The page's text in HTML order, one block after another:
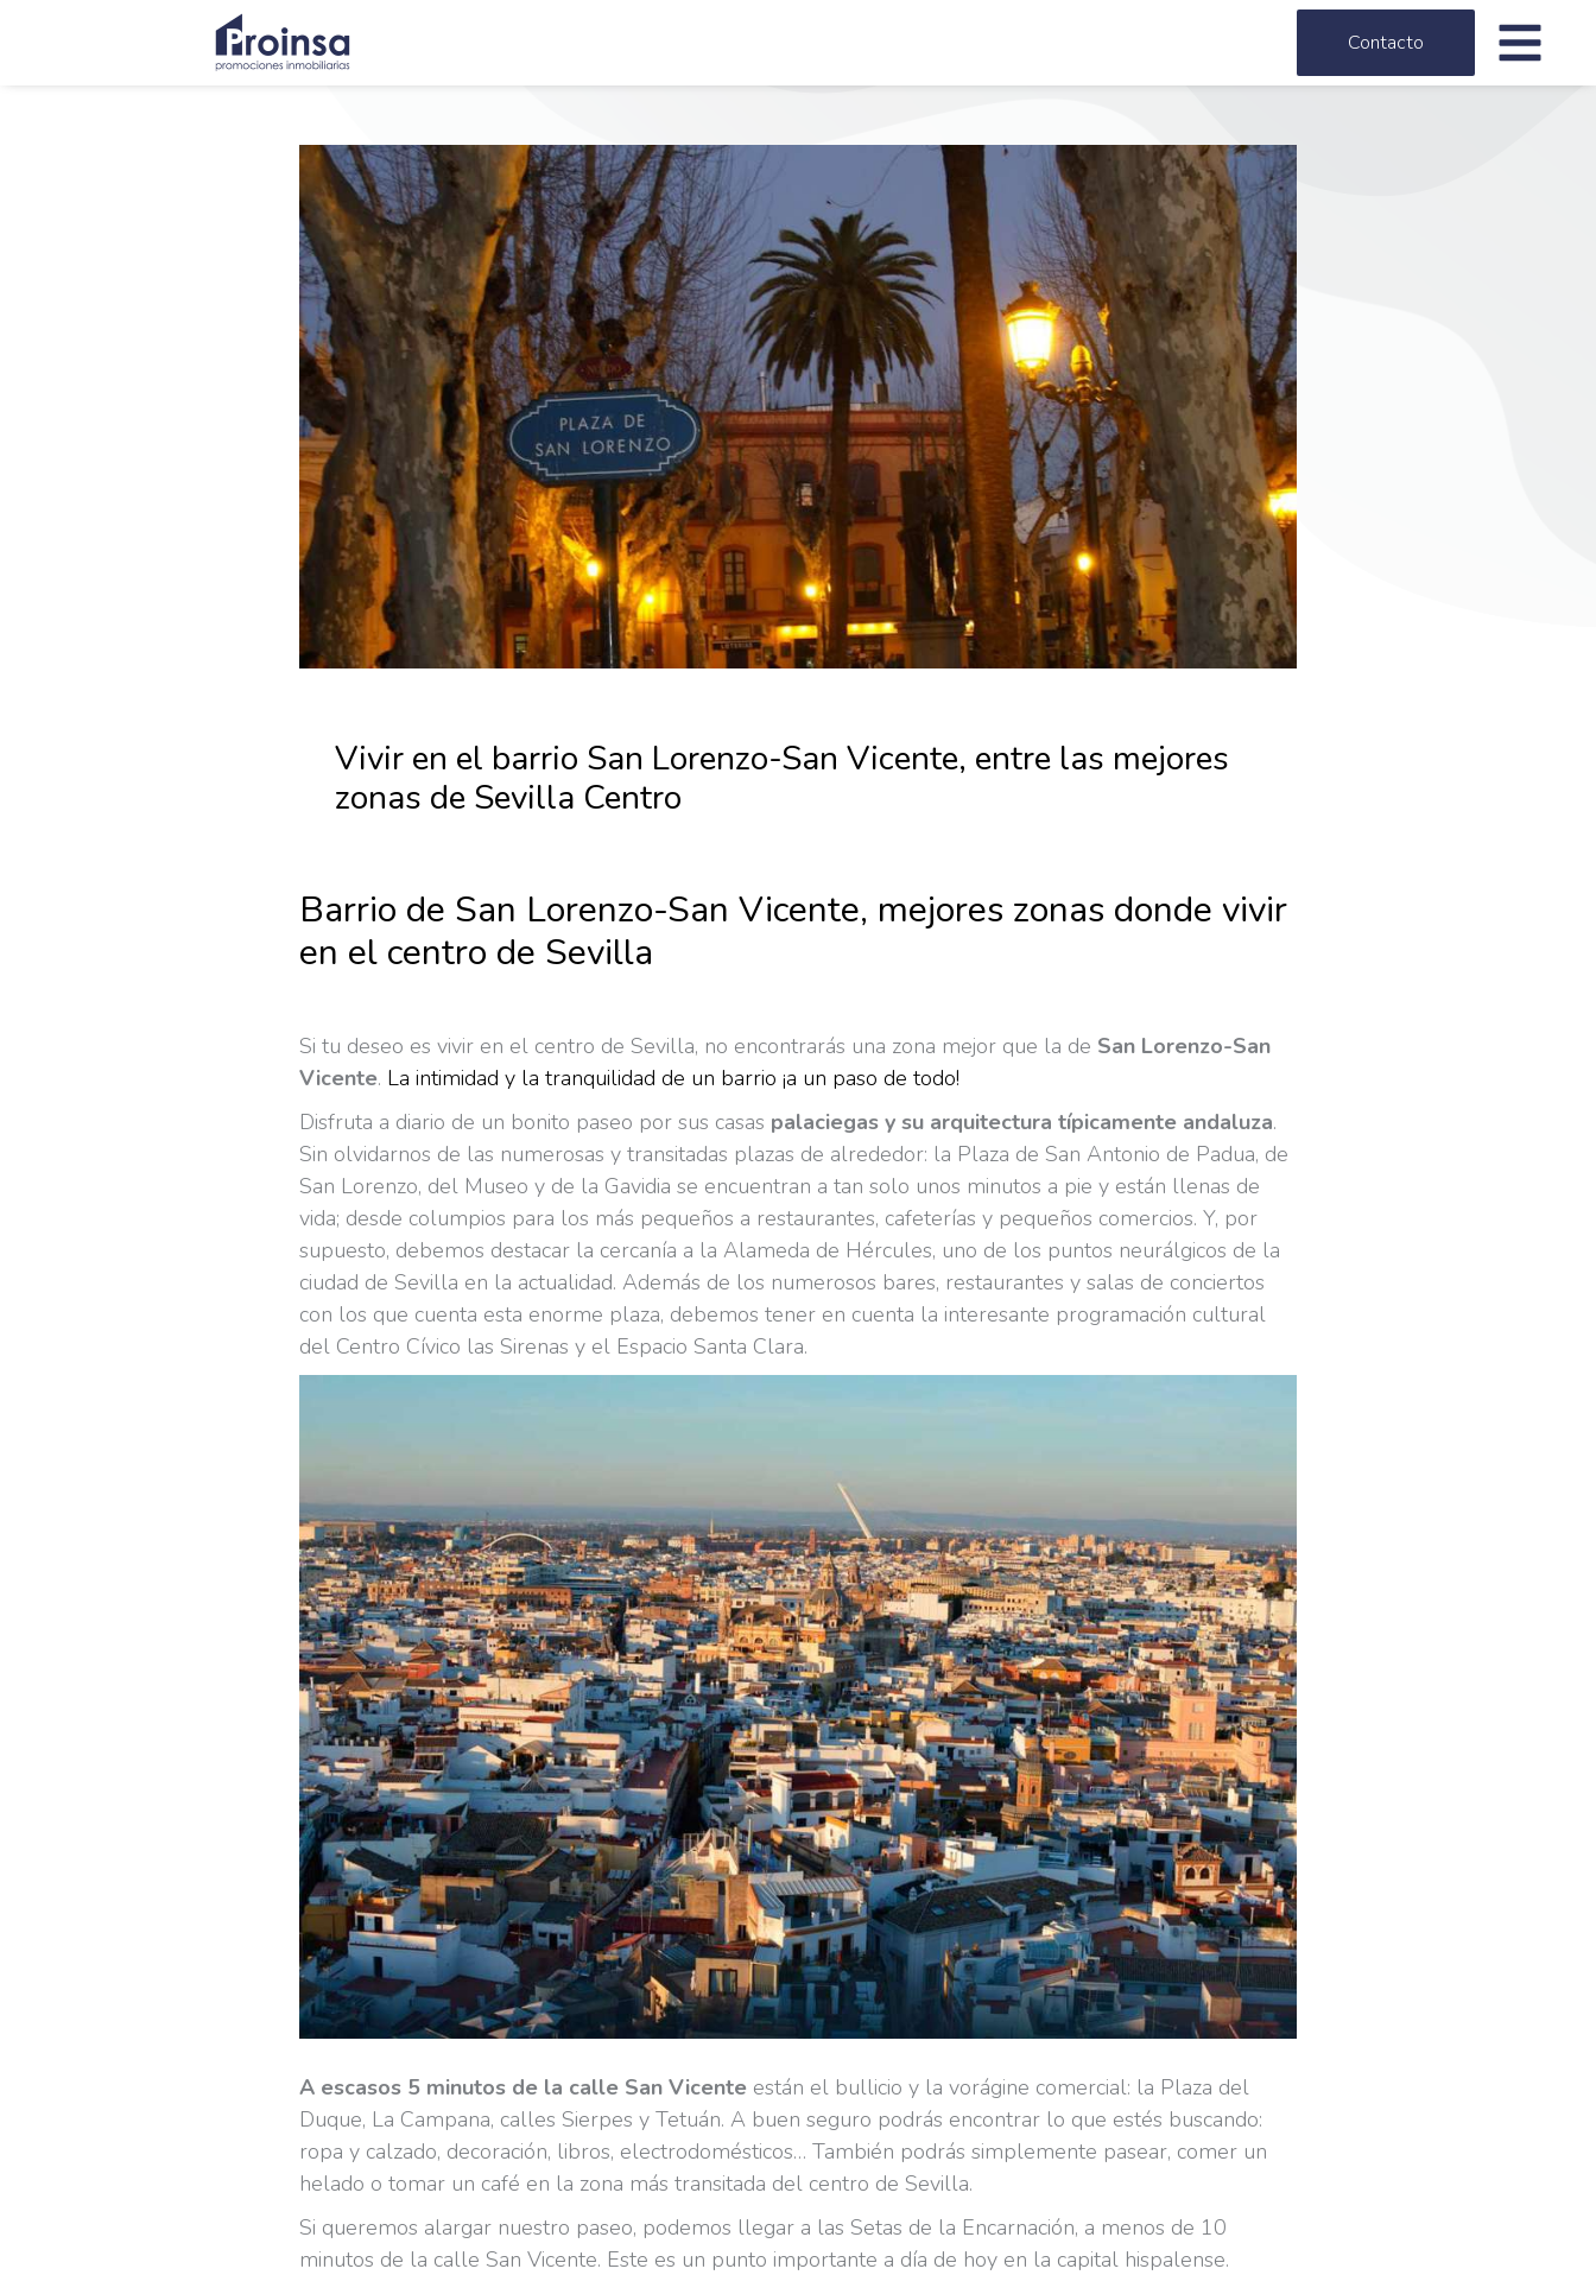
Contacto
Vivir en el barrio San Lorenzo-San Vicente, entre las mejores
zonas de Sevilla Centro
Barrio de San Lorenzo-San Vicente, mejores zonas donde vivir
en el centro de Sevilla
Si tu deseo es vivir en el centro de Sevilla, no encontrarás una zona mejor que la de San Lorenzo-San
Vicente. La intimidad y la tranquilidad de un barrio ¡a un paso de todo!
Disfruta a diario de un bonito paseo por sus casas palaciegas y su arquitectura típicamente andaluza.
Sin olvidarnos de las numerosas y transitadas plazas de alrededor: la Plaza de San Antonio de Padua, de
San Lorenzo, del Museo y de la Gavidia se encuentran a tan solo unos minutos a pie y están llenas de
vida; desde columpios para los más pequeños a restaurantes, cafeterías y pequeños comercios. Y, por
supuesto, debemos destacar la cercanía a la Alameda de Hércules, uno de los puntos neurálgicos de la
ciudad de Sevilla en la actualidad. Además de los numerosos bares, restaurantes y salas de conciertos
con los que cuenta esta enorme plaza, debemos tener en cuenta la interesante programación cultural
del Centro Cívico las Sirenas y el Espacio Santa Clara.
A escasos 5 minutos de la calle San Vicente están el bullicio y la vorágine comercial: la Plaza del
Duque, La Campana, calles Sierpes y Tetuán. A buen seguro podrás encontrar lo que estés buscando:
ropa y calzado, decoración, libros, electrodomésticos… También podrás simplemente pasear, comer un
helado o tomar un café en la zona más transitada del centro de Sevilla.
Si queremos alargar nuestro paseo, podemos llegar a las Setas de la Encarnación, a menos de 10
minutos de la calle San Vicente. Este es un punto importante a día de hoy en la capital hispalense.